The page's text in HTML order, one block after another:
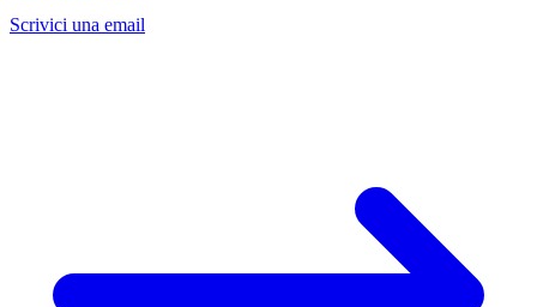
Scrivici una email